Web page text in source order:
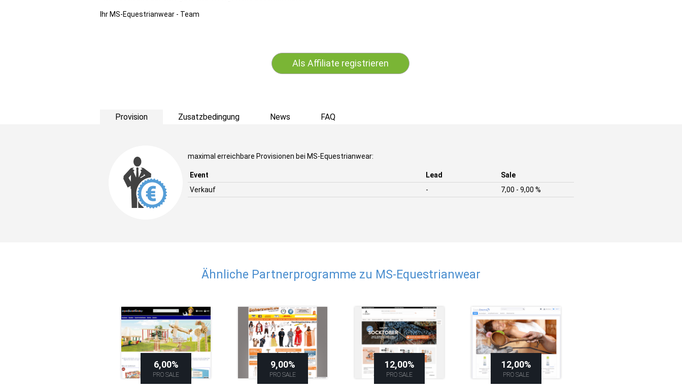
Ihr MS-Equestrianwear - Team
Als Affiliate registrieren
Provision Zusatzbedingung News FAQ
maximal erreichbare Provisionen bei MS-Equestrianwear:
Event Lead
Sale
Verkauf
- 7,00 - 9,00 %
Ähnliche Partnerprogramme zu MS-Equestrianwear
6,00%
PRO SALE
9,00%
PRO SALE
12,00%
PRO SALE
12,00%
PRO SALE